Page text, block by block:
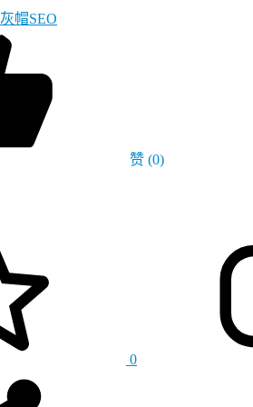
灰帽SEO
赞 (0)
0